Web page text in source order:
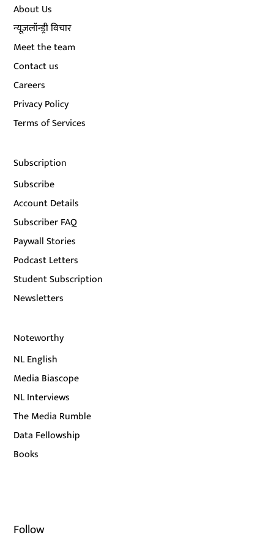
About Us
न्यूज़लॉन्ड्री विचार
Meet the team
Contact us
Careers
Privacy Policy
Terms of Services
Subscription
Subscribe
Account Details
Subscriber FAQ
Paywall Stories
Podcast Letters
Student Subscription
Newsletters
Noteworthy
NL English
Media Biascope
NL Interviews
The Media Rumble
Data Fellowship
Books
Follow